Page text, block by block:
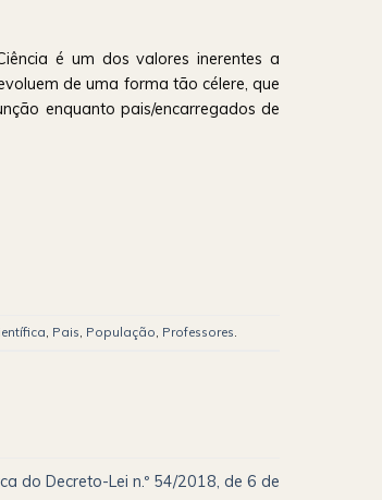
é um dos valores inerentes a
de uma forma tão célere, que
enquanto pais/encarregados de
Pais População Professores
do Decreto-Lei n.º 54/2018, de 6 de